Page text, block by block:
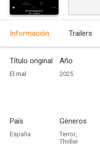
Información Trailers
Título original
El mal
Año
2025
País
España
Géneros
Terror,
Thriller